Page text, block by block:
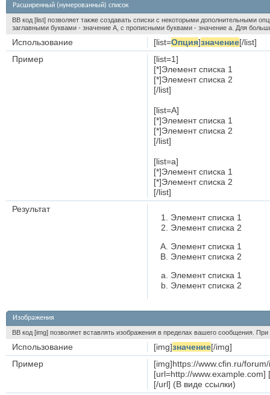
Расширенный (нумерованный) список
BB код [list] позволяет также создавать списки с некоторыми дополнительными
заглавными буквами - значение A, с прописными буквами - значение а. Для
[list=Опция]значение[/list]
Использование
[list=1]
[*]Элемент списка 1
[*]Элемент списка 2
[/list]
[list=A]
[*]Элемент списка 1
[*]Элемент списка 2
[/list]
[list=a]
[*]Элемент списка 1
[*]Элемент списка 2
[/list]
Пример
Элемент списка 1
Элемент списка 2
Элемент списка 1
Элемент списка 2
Элемент списка 1
Элемент списка 2
Результат
Изображения
BB код [img] позволяет вставлять изображения в пределах вашего сообщения.
[img]значение[/img]
Использование
[img]https://www.cfin.ru/
[url=http://
[/url] (В виде ссылки)
Пример